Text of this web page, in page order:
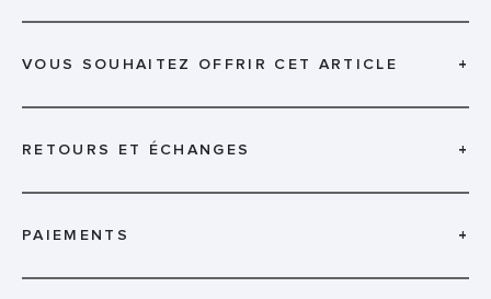
VOUS SOUHAITEZ OFFRIR CET ARTICLE +
RETOURS ET ÉCHANGES +
PAIEMENTS +